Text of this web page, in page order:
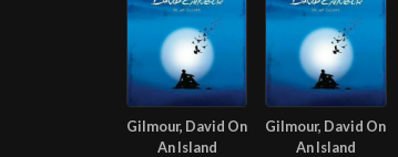
Gilmour, David On
An Island
Gilmour, David On
An Island